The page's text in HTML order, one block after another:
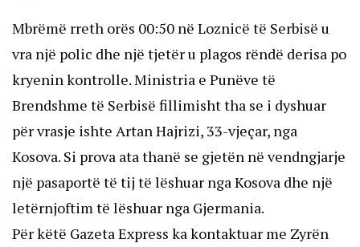
Mbrëmë rreth orës 00:50 në Loznicë të Serbisë u
vra një polic dhe një tjetër u plagos rëndë derisa po
kryenin kontrolle. Ministria e Punëve të
Brendshme të Serbisë fillimisht tha se i dyshuar
për vrasje ishte Artan Hajrizi, 33-vjeçar, nga
Kosova. Si prova ata thanë se gjetën në vendngjarje
një pasaportë të tij të lëshuar nga Kosova dhe një
letërnjoftim të lëshuar nga Gjermania.
Për këtë Gazeta Express ka kontaktuar me Zyrën